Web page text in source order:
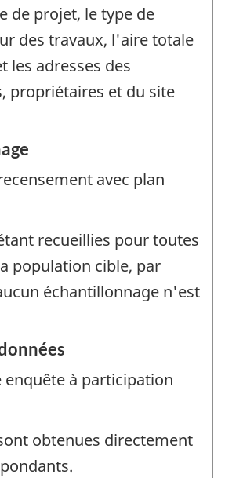
de projet, le type de
des travaux, l'aire totale
les adresses des
propriétaires et du site
avec plan
recueillies pour toutes
population cible, par
échantillonnage n'est
à participation
obtenues directement